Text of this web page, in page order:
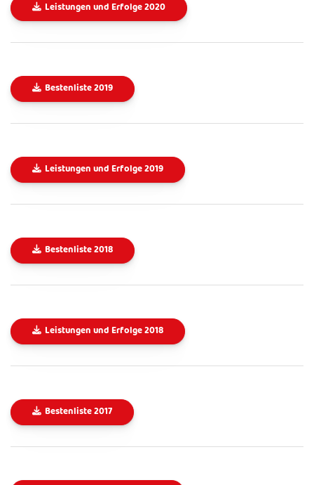
Leistungen und Erfolge 2020
Bestenliste 2019
Leistungen und Erfolge 2019
Bestenliste 2018
Leistungen und Erfolge 2018
Bestenliste 2017